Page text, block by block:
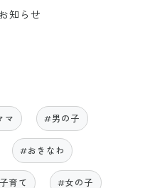
知らせ
マ #男の子
#おきなわ
育て #女の子